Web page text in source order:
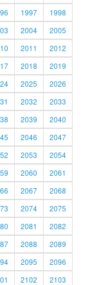
1997
1998
2004
2005
2011
2012
2018
2019
2025
2026
2032
2033
2039
2040
2046
2047
2053
2054
2060
2061
2067
2068
2074
2075
2081
2082
2088
2089
2095
2096
2102
2103